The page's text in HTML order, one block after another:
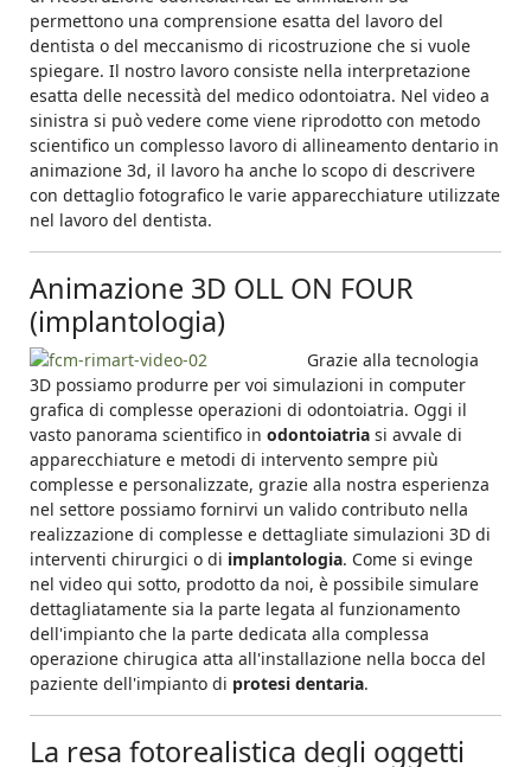
permettono una comprensione esatta del lavoro del
dentista o del meccanismo di ricostruzione che si vuole
spiegare. Il nostro lavoro consiste nella interpretazione
esatta delle necessità del medico odontoiatra. Nel video a
sinistra si può vedere come viene riprodotto con metodo
scientifico un complesso lavoro di allineamento dentario in
animazione 3d, il lavoro ha anche lo scopo di descrivere
con dettaglio fotografico le varie apparecchiature utilizzate
nel lavoro del dentista.
Animazione 3D OLL ON FOUR
(implantologia)
Grazie alla tecnologia
3D possiamo produrre per voi simulazioni in computer
grafica di complesse operazioni di odontoiatria. Oggi il
vasto panorama scientifico in odontoiatria si avvale di
apparecchiature e metodi di intervento sempre più
complesse e personalizzate, grazie alla nostra esperienza
nel settore possiamo fornirvi un valido contributo nella
realizzazione di complesse e dettagliate simulazioni 3D di
interventi chirurgici o di implantologia. Come si evinge
nel video qui sotto, prodotto da noi, è possibile simulare
dettagliatamente sia la parte legata al funzionamento
dell'impianto che la parte dedicata alla complessa
operazione chirugica atta all'installazione nella bocca del
paziente dell'impianto di protesi dentaria.
La resa fotorealistica degli oggetti